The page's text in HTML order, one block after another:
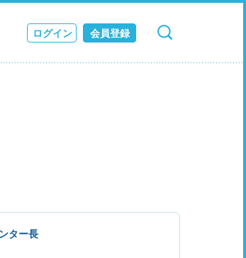
ログイン 会員登録
検索 キャンセル
ター長